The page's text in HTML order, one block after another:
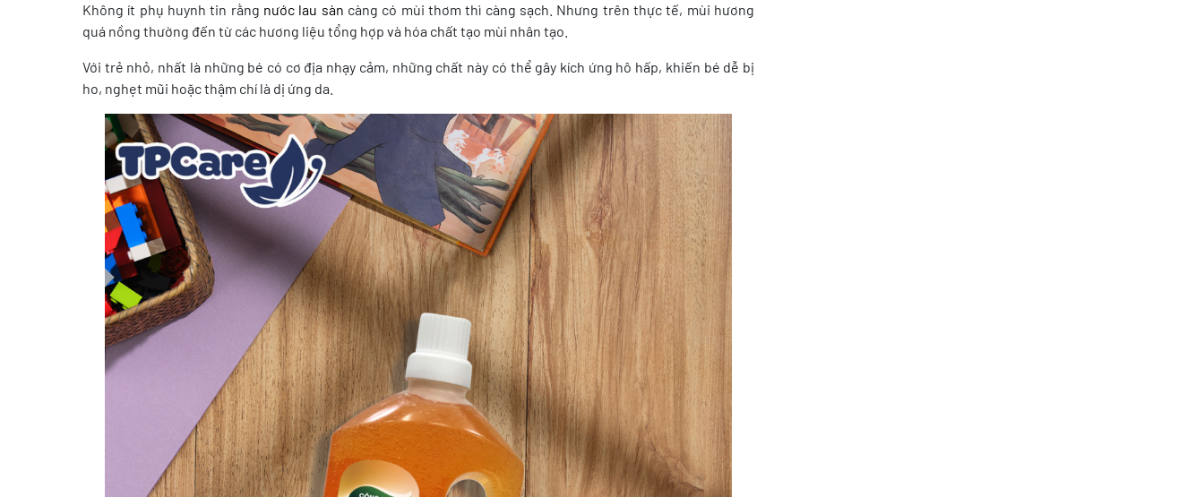
Không ít phụ huynh tin rằng nước lau sàn càng có mùi thơm thì càng sạch. Nhưng trên thực tế, mùi hương
quá nồng thường đến từ các hương liệu tổng hợp và hóa chất tạo mùi nhân tạo.
Với trẻ nhỏ, nhất là những bé có cơ địa nhạy cảm, những chất này có thể gây kích ứng hô hấp, khiến bé dễ bị
ho, nghẹt mũi hoặc thậm chí là dị ứng da.